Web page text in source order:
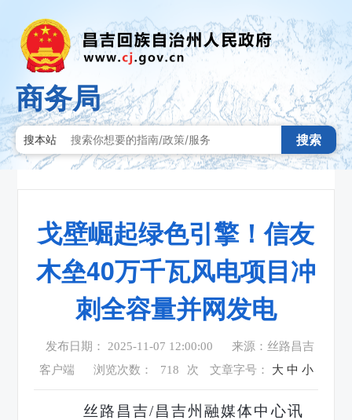
商务局
搜本站 搜索
戈壁崛起绿色引擎！信友
木垒40万千瓦风电项目冲
刺全容量并网发电
发布日期： 2025-11-07 12:00:00
来源：丝路昌吉
客户端
浏览次数： 718 次 文章字号： 大 中 小
丝路昌吉/昌吉州融媒体中心讯